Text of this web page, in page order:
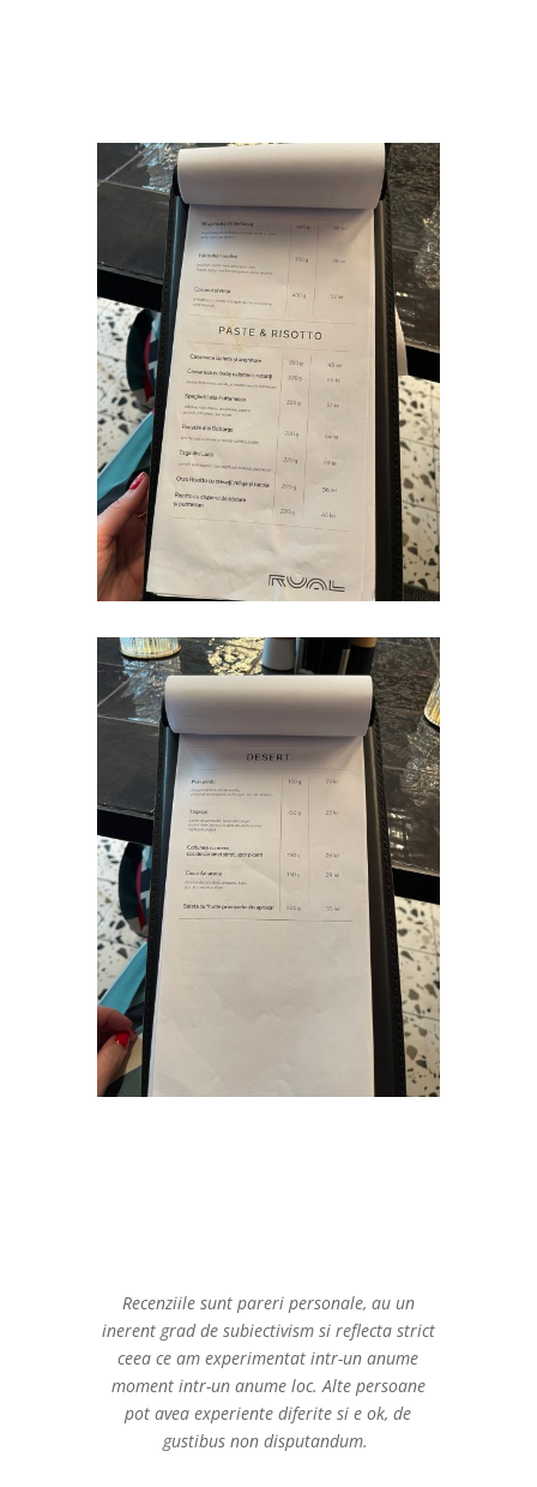
Recenziile sunt pareri personale, au un
inerent grad de subiectivism si reflecta strict
ceea ce am experimentat intr-un anume
moment intr-un anume loc. Alte persoane
pot avea experiente diferite si e ok, de
gustibus non disputandum.